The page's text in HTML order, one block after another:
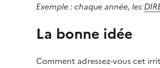
Exemple : chaque année, les
La bonne idée
Comment adressez-vous cet